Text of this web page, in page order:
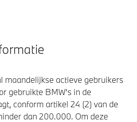
maandelijkse actieve gebruikers
gebruikte BMW's in de
conform artikel 24 (2) van de
dan 200.000. Om deze